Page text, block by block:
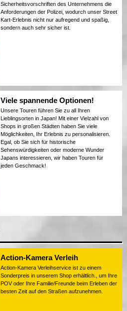
Sicherheitsvorschriften des Unternehmens die
Anforderungen der Polizei, wodurch unser Street
Kart-Erlebnis nicht nur aufregend und spaßig,
sondern auch sehr sicher ist.
Viele spannende Optionen!
Unsere Touren führen Sie zu all Ihren
Lieblingsorten in Japan! Mit einer Vielzahl von
Shops in großen Städten haben Sie viele
Möglichkeiten, Ihr Erlebnis zu personalisieren.
Egal, ob Sie sich für historische
Sehenswürdigkeiten oder moderne Wunder
Japans interessieren, wir haben Touren für
jeden Geschmack!
Action-Kamera Verleih
Action-Kamera Verleihservice ist zu einem
Sonderpreis in unserem Shop erhältlich., um Ihre
POV oder Ihre Familie/Freunde beim Erleben der
besten Zeit auf den Straßen aufzunehmen.